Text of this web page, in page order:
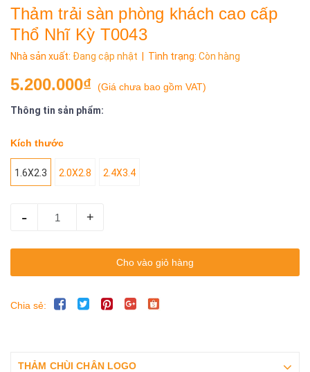
Thảm trải sàn phòng khách cao cấp
Thổ Nhĩ Kỳ T0043
Nhà sản xuất: Đang cập nhật | Tình trạng: Còn hàng
5.200.000₫ (Giá chưa bao gồm VAT)
Thông tin sản phẩm:
Kích thước
1.6X2.3 2.0X2.8 2.4X3.4
- +
Cho vào giỏ hàng
Chia sẻ:
THẢM CHÙI CHÂN LOGO